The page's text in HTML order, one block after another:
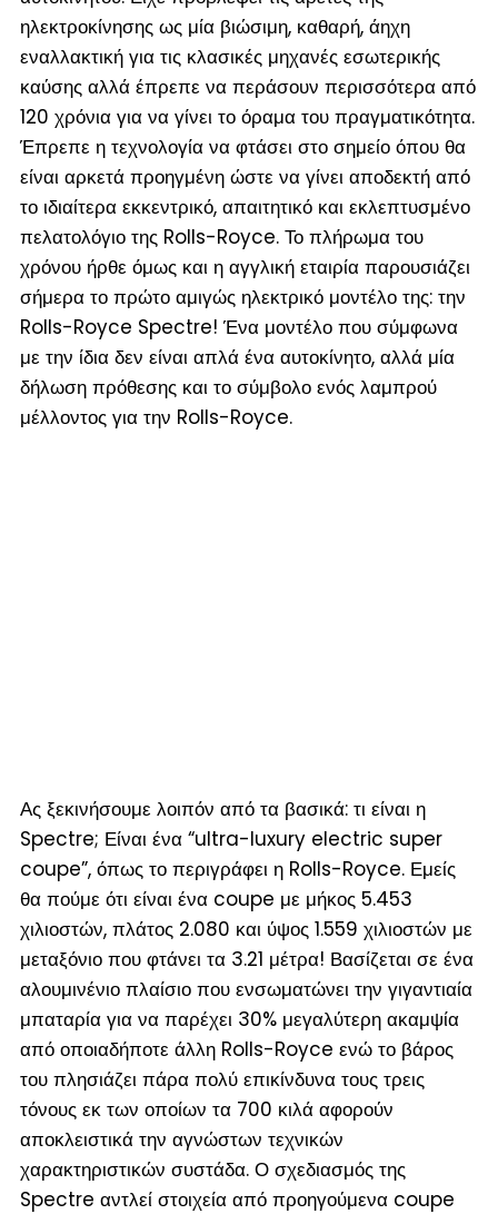
ηλεκτροκίνησης ως μία βιώσιμη, καθαρή, άηχη
εναλλακτική για τις κλασικές μηχανές εσωτερικής
καύσης αλλά έπρεπε να περάσουν περισσότερα από
120 χρόνια για να γίνει το όραμα του πραγματικότητα.
Έπρεπε η τεχνολογία να φτάσει στο σημείο όπου θα
είναι αρκετά προηγμένη ώστε να γίνει αποδεκτή από
το ιδιαίτερα εκκεντρικό, απαιτητικό και εκλεπτυσμένο
πελατολόγιο της Rolls-Royce. Το πλήρωμα του
χρόνου ήρθε όμως και η αγγλική εταιρία παρουσιάζει
σήμερα το πρώτο αμιγώς ηλεκτρικό μοντέλο της: την
Rolls-Royce Spectre! Ένα μοντέλο που σύμφωνα
με την ίδια δεν είναι απλά ένα αυτοκίνητο, αλλά μία
δήλωση πρόθεσης και το σύμβολο ενός λαμπρού
μέλλοντος για την Rolls-Royce.
Ας ξεκινήσουμε λοιπόν από τα βασικά: τι είναι η
Spectre; Είναι ένα “ultra-luxury electric super
coupe”, όπως το περιγράφει η Rolls-Royce. Εμείς
θα πούμε ότι είναι ένα coupe με μήκος 5.453
χιλιοστών, πλάτος 2.080 και ύψος 1.559 χιλιοστών με
μεταξόνιο που φτάνει τα 3.21 μέτρα! Βασίζεται σε ένα
αλουμινένιο πλαίσιο που ενσωματώνει την γιγαντιαία
μπαταρία για να παρέχει 30% μεγαλύτερη ακαμψία
από οποιαδήποτε άλλη Rolls-Royce ενώ το βάρος
του πλησιάζει πάρα πολύ επικίνδυνα τους τρεις
τόνους εκ των οποίων τα 700 κιλά αφορούν
αποκλειστικά την αγνώστων τεχνικών
χαρακτηριστικών συστάδα. Ο σχεδιασμός της
Spectre αντλεί στοιχεία από προηγούμενα coupe